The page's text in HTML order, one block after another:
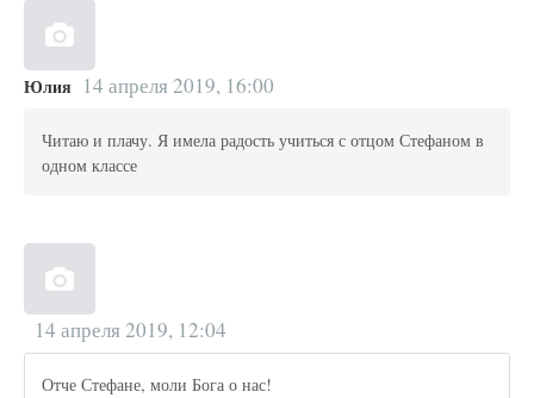
Юлия 14 апреля 2019, 16:00
Читаю и плачу. Я имела радость учиться с отцом Стефаном в
одном классе
14 апреля 2019, 12:04
Отче Стефане, моли Бога о нас!